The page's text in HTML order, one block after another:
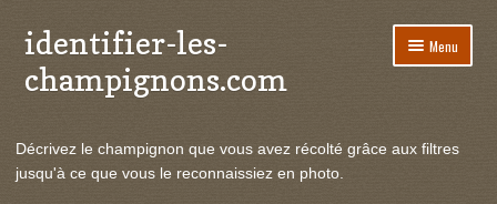
Aller
à
la
Aller
au
contenu
identifier-les-
champignons.com
Menu
le
Actualités
Décrivez le champignon que vous avez récolté grâce aux filtres
jusqu'à ce que vous le reconnaissiez en photo.